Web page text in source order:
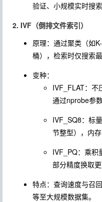
验证、小规模实时搜索
2. IVF（倒排文件索引）
原理：通过聚类（如
桶），检索时仅搜索
变种：
IVF_FLAT：不
通过nprobe参
IVF_SQ8：标
节整型），内
IVF_PQ：乘积
部分精度换取
特点：查询速度与召
等至大规模数据集。